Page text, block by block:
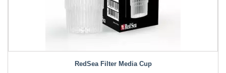
RedSea Filter Media Cup